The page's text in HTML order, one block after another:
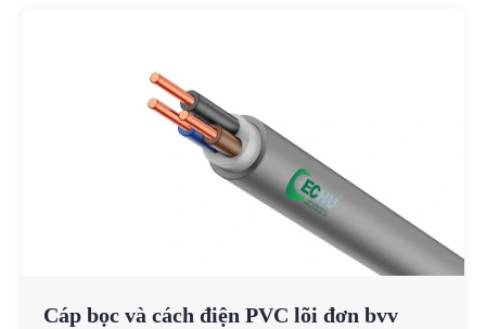
Cáp bọc và cách điện PVC lõi đơn bvv